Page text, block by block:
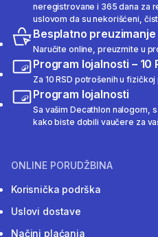
neregistrovane i 365 dana za
uslovom da su nekorišćeni,
Besplatno
Naručite online, preuzmite u
Program lojalnosti – 10
Za 10 RSD potrošenih u
Program lojalnosti
Sa vašim Decathlon nalogom,
kako biste dobili vaučere za
ONLINE PORUDŽBINA
Korisnička podrška
Uslovi dostave
Načini plaćanja